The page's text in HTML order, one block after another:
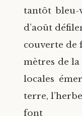
tantôt bleu-
d’août
couverte de
mètres de la
locales
terre,
font